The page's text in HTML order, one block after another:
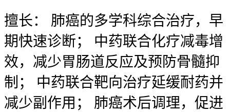
擅长：
肺癌的多学科综合治疗，早
期快速诊断； 中药联合化疗减毒增
效，减少胃肠道反应及预防骨髓抑
制； 中药联合靶向治疗延缓耐药并
减少副作用； 肺癌术后调理，促进